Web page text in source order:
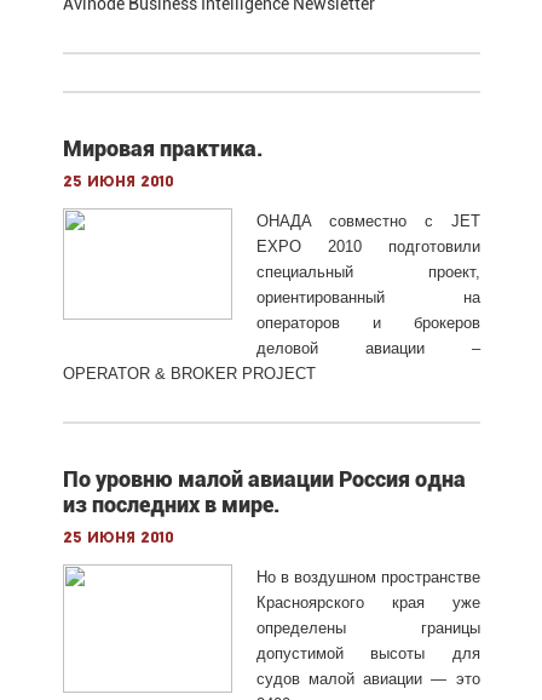
Мировая практика.
25 июня 2010
ОНАДА совместно с JET
EXPO 2010 подготовили
специальный проект,
ориентированный на
операторов и брокеров
деловой авиации –
OPERATOR & BROKER PROJECT
По уровню малой авиации Россия одна
из последних в мире.
25 июня 2010
Но в воздушном пространстве
Красноярского края уже
определены границы
допустимой высоты для
судов малой авиации — это